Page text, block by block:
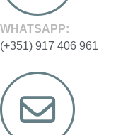
WHATSAPP:
(+351) 917 406 961